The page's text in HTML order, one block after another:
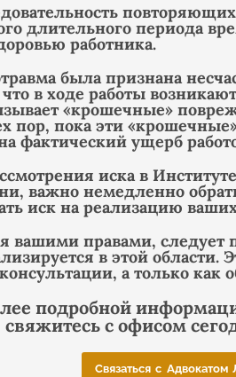
длительного периода
работника.
была признана
в ходе работы
«крошечные»
пор, пока эти
фактический ущерб
иска в
важно немедленно
иск на реализацию
вашими правами, следует
в этой области.
а только
подробной
с офисом
Связаться с Адвокатом